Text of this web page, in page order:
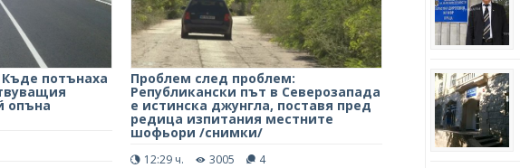
потънаха
опъна
Проблем след проблем:
Републикански път в Северозапада
е истинска джунгла, поставя пред
редица изпитания местните
шофьори /снимки/
12:29 ч. 3005 4